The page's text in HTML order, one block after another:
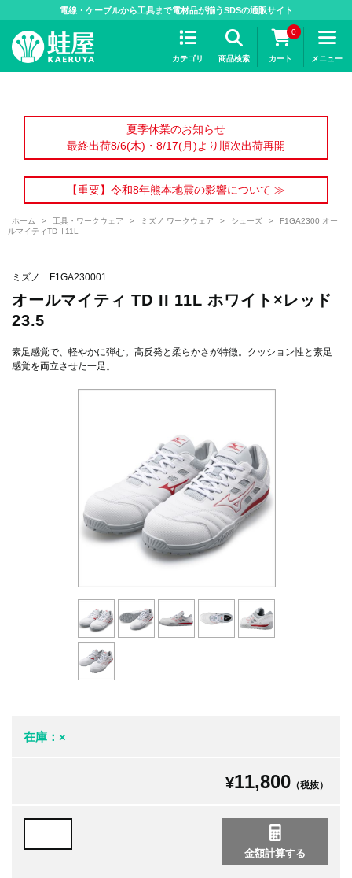
電線・ケーブルから工具まで電材品が揃うSDSの通販サイト
カテゴリ 商品検索
0
カート メニュー
夏季休業のお知らせ
最終出荷8/6(木)・8/17(月)より順次出荷再開
【重要】令和8年熊本地震の影響について ≫
ホーム > 工具・ワークウェア > ミズノ ワークウェア > シューズ >
F1GA2300 オー
ルマイティTDⅡ11L
ミズノ F1GA230001
オールマイティ TD II 11L ホワイト×レッド
23.5
素足感覚で、軽やかに弾む。高反発と柔らかさが特徴。クッション性と素足
感覚を両立させた一足。
在庫：×
¥11,800 （税抜）